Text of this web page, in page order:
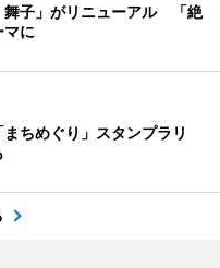
舞子」がリニューアル 「絶
マに
ちめぐり」スタンプラリ